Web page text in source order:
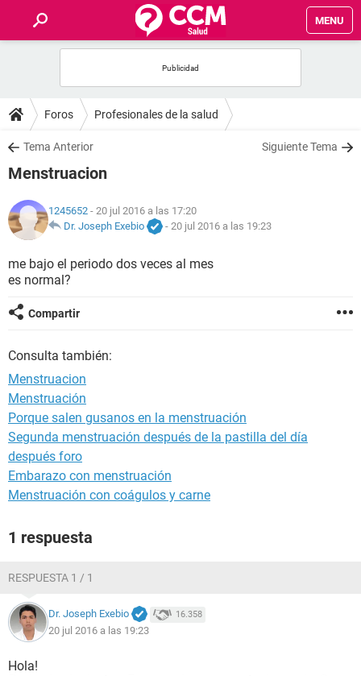
MENU
FOROS
SALUD
NUTRICIÓN
BIENESTAR
SEXUALIDAD
GLOSARIO
Foros Profesionales de la salud
Tema Anterior Siguiente Tema
Menstruacion
1245652 - 20 jul 2016 a las 17:20
Dr. Joseph Exebio
- 20 jul 2016 a las 19:23
me bajo el periodo dos veces al mes
es normal?
Compartir
Consulta también:
Menstruacion
Menstruación
Porque salen gusanos en la menstruación
Segunda menstruación después de la pastilla del día
después foro
Embarazo con menstruación
Menstruación con coágulos y carne
1 respuesta
RESPUESTA 1 / 1
Dr. Joseph Exebio 16.358
20 jul 2016 a las 19:23
Hola!